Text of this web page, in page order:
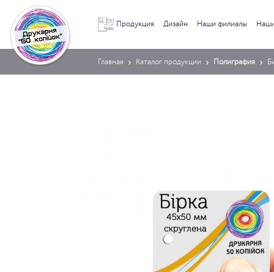
Продукция Дизайн Наши филиалы
Главная Каталог продукции Полиграфия